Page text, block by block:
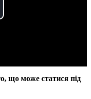
що може статися під